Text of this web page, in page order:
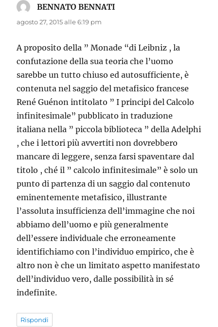
BENNATO BENNATI
agosto 27, 2015 alle 6:19 pm
A proposito della ” Monade “di Leibniz , la
confutazione della sua teoria che l’uomo
sarebbe un tutto chiuso ed autosufficiente, è
contenuta nel saggio del metafisico francese
René Guénon intitolato ” I principi del Calcolo
infinitesimale” pubblicato in traduzione
italiana nella ” piccola biblioteca ” della Adelphi
, che i lettori più avvertiti non dovrebbero
mancare di leggere, senza farsi spaventare dal
titolo , ché il ” calcolo infinitesimale” è solo un
punto di partenza di un saggio dal contenuto
eminentemente metafisico, illustrante
l’assoluta insufficienza dell’immagine che noi
abbiamo dell’uomo e più generalmente
dell’essere individuale che erroneamente
identifichiamo con l’individuo empirico, che è
altro non è che un limitato aspetto manifestato
dell’individuo vero, dalle possibilità in sé
indefinite.
Rispondi